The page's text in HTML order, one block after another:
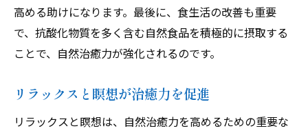
バランスの取れた運動で治癒力が活性化する理
由
有酸素運動と免疫力の強化
治癒力を高めるための個別運動プラン作成
日常生活に運動を取り入れる工夫
高める助けになります。最後に、食生活の改善も重要
で、抗酸化物質を多く含む自然食品を積極的に摂取する
ことで、自然治癒力が強化されるのです。
リラックスと瞑想が治癒力を促進
リラックスと瞑想は、自然治癒力を高めるための重要な